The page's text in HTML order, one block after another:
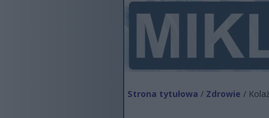
Strona tytułowa / Zdrowie /